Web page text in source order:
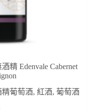
精 Edenvale Cabernet
精葡萄酒,紅酒,葡萄酒